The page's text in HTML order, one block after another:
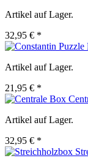
Artikel auf Lager.
32,95 € *
Artikel auf Lager.
21,95 € *
Artikel auf Lager.
32,95 € *